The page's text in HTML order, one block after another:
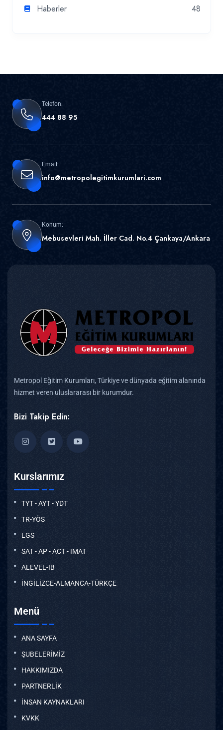
Haberler 48
Telefon:
444 88 95
Email:
info@metropolegitimkurumlari.com
Konum:
Mebusevleri Mah. İller Cad. No.4 Çankaya/Ankara
Metropol Eğitim Kurumları, Türkiye ve dünyada eğitim alanında
hizmet veren uluslararası bir kurumdur.
Bizi Takip Edin:
Kurslarımız
TYT - AYT - YDT
TR-YÖS
LGS
SAT - AP - ACT - IMAT
ALEVEL-IB
İNGİLİZCE-ALMANCA-TÜRKÇE
Menü
ANA SAYFA
ŞUBELERİMİZ
HAKKIMIZDA
PARTNERLİK
İNSAN KAYNAKLARI
KVKK